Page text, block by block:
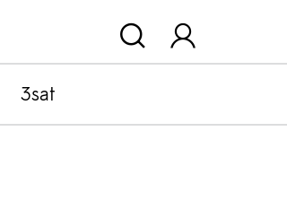
3sat